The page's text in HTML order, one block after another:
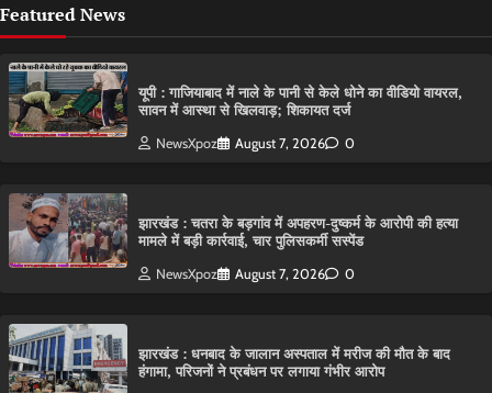
Featured News
यूपी : गाजियाबाद में नाले के पानी से केले धोने का वीडियो वायरल,
सावन में आस्था से खिलवाड़; शिकायत दर्ज
NewsXpoz August 7, 2026 0
झारखंड : चतरा के बड़गांव में अपहरण-दुष्कर्म के आरोपी की हत्या
मामले में बड़ी कार्रवाई, चार पुलिसकर्मी सस्पेंड
NewsXpoz August 7, 2026 0
झारखंड : धनबाद के जालान अस्पताल में मरीज की मौत के बाद
हंगामा, परिजनों ने प्रबंधन पर लगाया गंभीर आरोप